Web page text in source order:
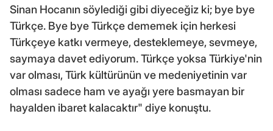
Sinan Hocanın söylediği gibi diyeceğiz ki; bye bye
Türkçe. Bye bye Türkçe dememek için herkesi
Türkçeye katkı vermeye, desteklemeye, sevmeye,
saymaya davet ediyorum. Türkçe yoksa Türkiye'nin
var olması, Türk kültürünün ve medeniyetinin var
olması sadece ham ve ayağı yere basmayan bir
hayalden ibaret kalacaktır" diye konuştu.